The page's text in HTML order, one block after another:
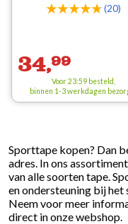
(20)
34,99
Voor 23:59 besteld,
binnen 1-3 werkdagen
Sporttape kopen? Dan
adres. In ons
van alle soorten tape.
en ondersteuning bij
Neem voor meer
direct in onze webshop.